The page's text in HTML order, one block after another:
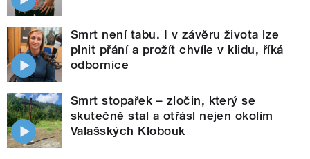
Smrt není tabu. I v závěru života lze
plnit přání a prožít chvíle v klidu, říká
odbornice
Smrt stopařek – zločin, který se
skutečně stal a otřásl nejen okolím
Valašských Klobouk